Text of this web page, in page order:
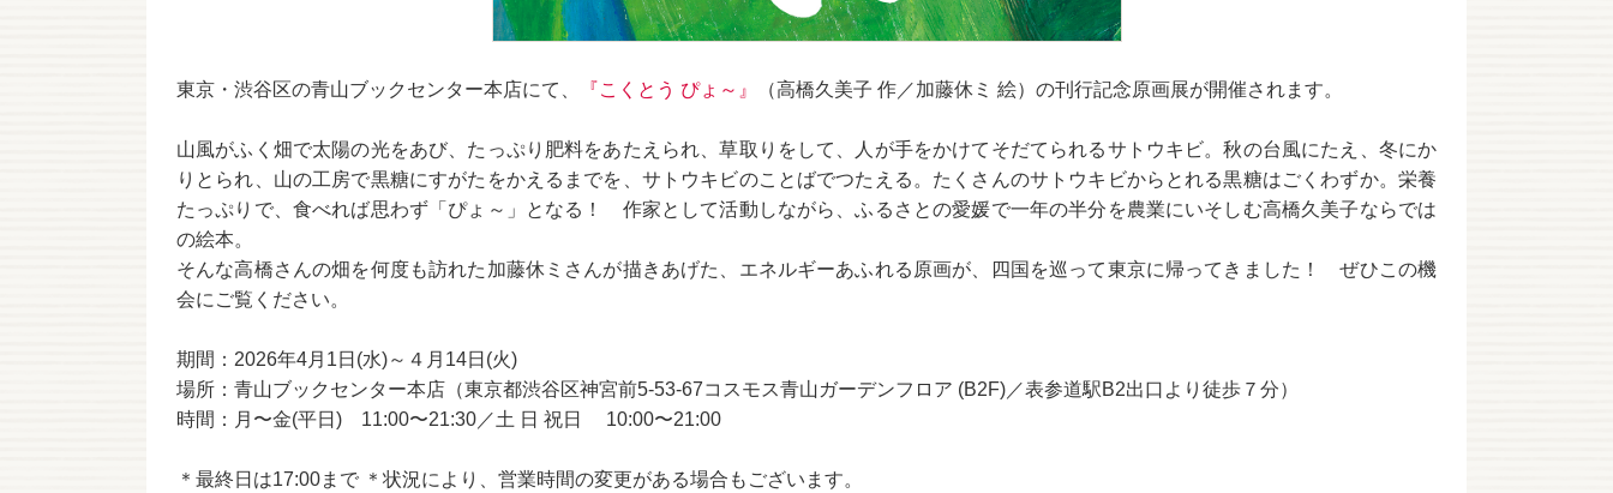
東京・渋谷区の青山ブックセンター本店にて、 『こくとう ぴょ～』 （高橋久美子 作／加藤休ミ 絵）の刊行記念原画展が開催されます。
山風がふく畑で太陽の光をあび、たっぷり肥料をあたえられ、草取りをして、人が手をかけてそだてられるサトウキビ。秋の台風にたえ、冬にか
りとられ、山の工房で黒糖にすがたをかえるまでを、サトウキビのことばでつたえる。たくさんのサトウキビからとれる黒糖はごくわずか。栄養
たっぷりで、食べれば思わず「ぴょ～」となる！ 作家として活動しながら、ふるさとの愛媛で一年の半分を農業にいそしむ高橋久美子ならでは
の絵本。
そんな高橋さんの畑を何度も訪れた加藤休ミさんが描きあげた、エネルギーあふれる原画が、四国を巡って東京に帰ってきました！ ぜひこの機
会にご覧ください。
期間：2026年4月1日(水)～４月14日(火)
場所：青山ブックセンター本店（東京都渋谷区神宮前5-53-67コスモス青山ガーデンフロア (B2F)／表参道駅B2出口より徒歩７分）
時間：月〜金(平日) 11:00〜21:30／土 日 祝日 10:00〜21:00
＊最終日は17:00まで ＊状況により、営業時間の変更がある場合もございます。